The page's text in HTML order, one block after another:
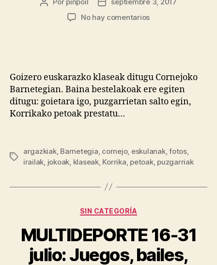
No hay comentarios
Goizero euskarazko klaseak ditugu Cornejoko
Barnetegian. Baina bestelakoak ere egiten
ditugu: goietara igo, puzgarrietan salto egin,
Korrikako petoak prestatu…
argazkiak, Barnetegia cornejo, eskulanak,fotos,
irailak jokoak klaseak, Korrika petoak, puzgarriak
SIN CATEGORÍA
MULTIDEPORTE 16-31
julio: Juegos, bailes,